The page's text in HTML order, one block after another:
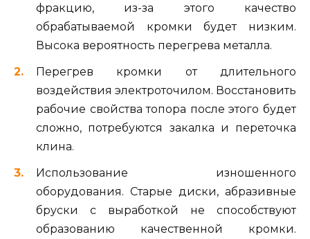
фракцию, из-за этого качество
обрабатываемой кромки будет низким.
Высока вероятность перегрева металла.
Перегрев кромки от длительного
воздействия электроточилом. Восстановить
рабочие свойства топора после этого будет
сложно, потребуются закалка и переточка
клина.
Использование изношенного
оборудования. Старые диски, абразивные
бруски с выработкой не способствуют
образованию качественной кромки.